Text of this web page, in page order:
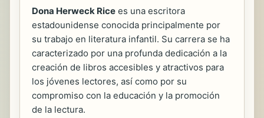
Dona Herweck Rice es una escritora
estadounidense conocida principalmente por
su trabajo en literatura infantil. Su carrera se ha
caracterizado por una profunda dedicación a la
creación de libros accesibles y atractivos para
los jóvenes lectores, así como por su
compromiso con la educación y la promoción
de la lectura.